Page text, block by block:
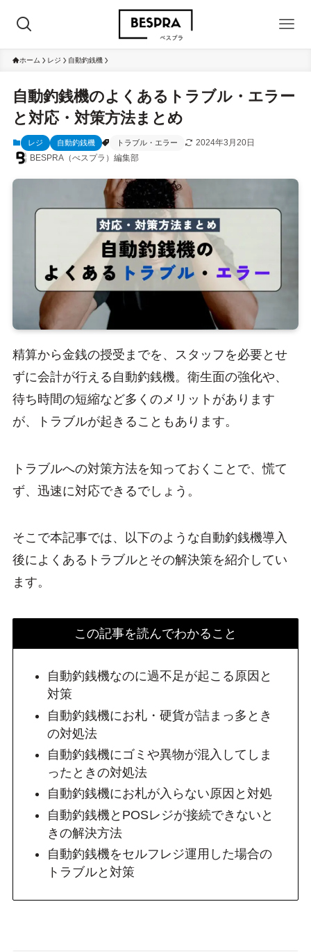
ホーム レジ 自動釣銭機
自動釣銭機のよくあるトラブル・エラー
と対応・対策方法まとめ
レジ 自動釣銭機 トラブル・エラー
2024年3月20日
BESPRA（べスプラ）編集部
精算から金銭の授受までを、スタッフを必要とせ
ずに会計が行える自動釣銭機。衛生面の強化や、
待ち時間の短縮など多くのメリットがあります
が、トラブルが起きることもあります。
トラブルへの対策方法を知っておくことで、慌て
ず、迅速に対応できるでしょう。
そこで本記事では、以下のような自動釣銭機導入
後によくあるトラブルとその解決策を紹介してい
ます。
この記事を読んでわかること
自動釣銭機なのに過不足が起こる原因と
対策
自動釣銭機にお札・硬貨が詰まっ多とき
の対処法
自動釣銭機にゴミや異物が混入してしま
ったときの対処法
自動釣銭機にお札が入らない原因と対処
自動釣銭機とPOSレジが接続できないと
きの解決方法
自動釣銭機をセルフレジ運用した場合の
トラブルと対策